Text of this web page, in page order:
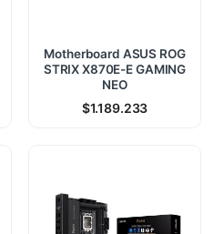
Motherboard ASUS ROG
STRIX X870E-E GAMING
NEO
$1.189.233